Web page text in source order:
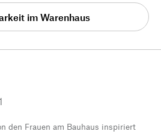
im Warenhaus
den Frauen am Bauhaus inspiriert